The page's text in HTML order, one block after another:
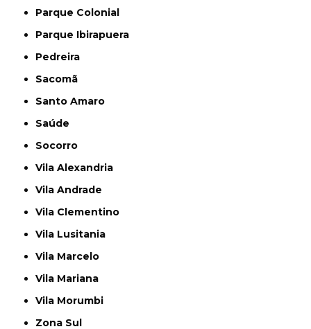
Parque Colonial
Parque Ibirapuera
Pedreira
Sacomã
Santo Amaro
Saúde
Socorro
Vila Alexandria
Vila Andrade
Vila Clementino
Vila Lusitania
Vila Marcelo
Vila Mariana
Vila Morumbi
Zona Sul